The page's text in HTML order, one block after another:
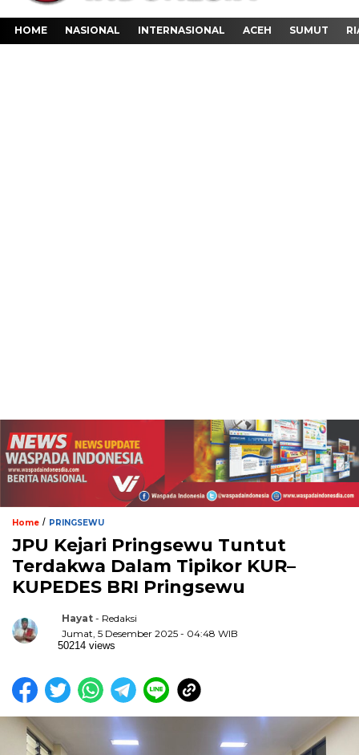
HOME NASIONAL INTERNASIONAL ACEH SUMUT
Home / PRINGSEWU
JPU Kejari Pringsewu Tuntut
Terdakwa Dalam Tipikor KUR–
KUPEDES BRI Pringsewu
Hayat - Redaksi
Jumat, 5 Desember 2025 - 04:48 WIB
50214 views